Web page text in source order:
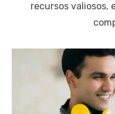
recursos valiosos,